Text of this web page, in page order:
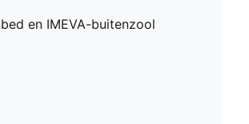
en IMEVA-buitenzool